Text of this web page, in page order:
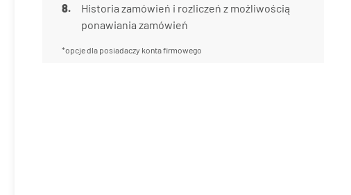
Historia zamówień i rozliczeń z możliwością
ponawiania zamówień
*opcje dla posiadaczy konta firmowego